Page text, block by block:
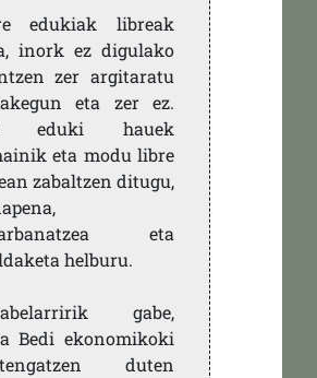
edukiak libreak
inork ez digulako
zer argitaratu
eta zer ez.
eduki hauek
eta modu libre
zabaltzen ditugu,
eta
helburu.
gabe,
Bedi ekonomikoki
duten